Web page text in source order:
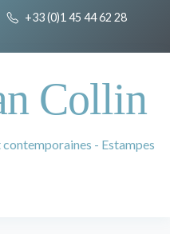
+33 (0)1 45 44 62 28
Collin
- Estampes